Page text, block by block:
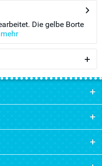
Die gelbe Borte
mehr